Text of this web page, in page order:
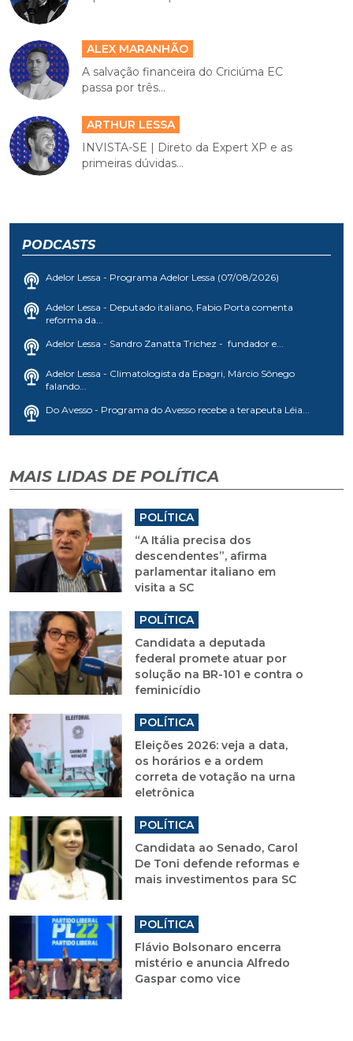
ALEX MARANHÃO
A salvação financeira do Criciúma EC
passa por três...
ARTHUR LESSA
INVISTA-SE | Direto da Expert XP e as
primeiras dúvidas...
PODCASTS
Adelor Lessa - Programa Adelor Lessa (07/08/2026)
Adelor Lessa - Deputado italiano, Fabio Porta comenta
reforma da...
Adelor Lessa - Sandro Zanatta Trichez - fundador e...
Adelor Lessa - Climatologista da Epagri, Márcio Sônego
falando...
Do Avesso - Programa do Avesso recebe a terapeuta Léia...
MAIS LIDAS DE POLÍTICA
POLÍTICA
“A Itália precisa dos
descendentes”, afirma
parlamentar italiano em
visita a SC
POLÍTICA
Candidata a deputada
federal promete atuar por
solução na BR-101 e contra o
feminicídio
POLÍTICA
Eleições 2026: veja a data,
os horários e a ordem
correta de votação na urna
eletrônica
POLÍTICA
Candidata ao Senado, Carol
De Toni defende reformas e
mais investimentos para SC
POLÍTICA
Flávio Bolsonaro encerra
mistério e anuncia Alfredo
Gaspar como vice